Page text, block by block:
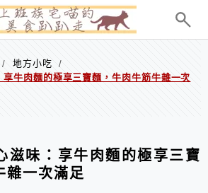
/ 地方小吃
/
牛肉麵的極享三寶麵，牛肉牛筋牛雜一次
滋味：享牛肉麵的極享三寶
雜一次滿足